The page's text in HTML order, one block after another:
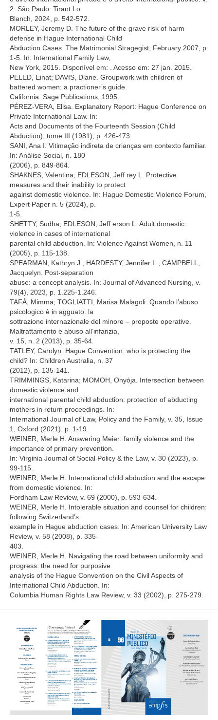
2. São Paulo: Tirant Lo
Blanch, 2024, p. 542-572.
MORLEY, Jeremy D. The future of the grave risk of harm
defense in Hague International Child
Abduction Cases. The Matrimonial Stragegist, February 2007, p.
1-5. In: International Family Law,
New York, 2015. Disponível em:
. Acesso em: 27 jan. 2015.
PELED, Einat; DAVIS, Diane. Groupwork with children of
battered women: a practioner’s guide.
California: Sage Publications, 1995.
PÉREZ-VERA, Elisa. Explanatory Report: Hague Conference on
Private International Law. In:
Acts and Documents of the Fourteenth Session (Child
Abduction), tome III (1981), p. 426-473.
SANI, Ana I. Vitimação indireta de crianças em contexto familiar.
In: Análise Social, n. 180
(2006), p. 849-864.
SHAKNES, Valentina; EDLESON, Jeff rey L. Protective
measures and their inability to protect
against domestic violence. In: Hague Domestic Violence Forum,
Expert Paper n. 5 (2024), p.
1-5.
SHETTY, Sudha; EDLESON, Jeff erson L. Adult domestic
violence in cases of international
parental child abduction. In: Violence Against Women, n. 11
(2005), p. 115-138.
SPEARMAN, Kathryn J.; HARDESTY, Jennifer L.; CAMPBELL,
Jacquelyn. Post-separation
abuse: a concept analysis. In: Journal of Advanced Nursing, v.
79(4), 2023, p. 1.225-1.246.
TAFÀ, Mimma; TOGLIATTI, Marisa Malagoli. Quando l’abuso
psicologico è in agguato: la
sottrazione internazionale del minore – proposte operative.
Maltrattamento e abuso all’infanzia,
v. 15, n. 2 (2013), p. 35-64.
TATLEY, Carolyn. Hague Convention: who is protecting the
child? In: Children Australia, n. 37
(2012), p. 135-141.
TRIMMINGS, Katarina; MOMOH, Onyója. Intersection between
domestic violence and
international parental child abduction: protection of abducting
mothers in return proceedings. In:
International Journal of Law, Policy and the Family, v. 35, Issue
1, Oxford (2021), p. 1-19.
WEINER, Merle H. Answering Meier: family violence and the
importance of primary prevention.
In: Virginia Journal of Social Policy & the Law, v. 30 (2023), p.
99-115.
WEINER, Merle H. International child abduction and the escape
from domestic violence. In:
Fordham Law Review, v. 69 (2000), p. 593-634.
WEINER, Merle H. Intolerable situation and counsel for children:
following Switzerland’s
example in Hague abduction cases. In: American University Law
Review, v. 58 (2008), p. 335-
403.
WEINER, Merle H. Navigating the road between uniformity and
progress: the need for purposive
analysis of the Hague Convention on the Civil Aspects of
International Child Abduction. In:
Columbia Human Rights Law Review, v. 33 (2002), p. 275-279.